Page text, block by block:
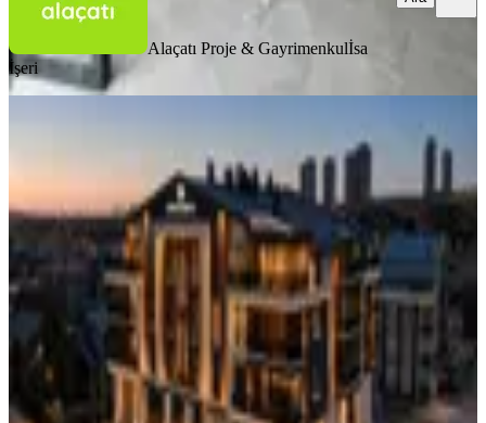
Alaçatı Proje & Gayrimenkulİsa
İşeri
Bulvarda Kiralık Ticari Dükkan
Gölbaşı, İncek Mahallesi
2 Oda·450 m²·Düz Giriş (Zemin) ·23.07.2026
350.000 ₺
North & West Gayrimenkul Furkan Aldemir.
Ara